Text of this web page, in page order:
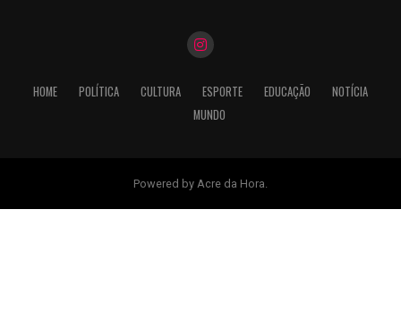
HOME POLÍTICA CULTURA ESPORTE EDUCAÇÃO
NOTÍCIA
MUNDO
Powered by Acre da Hora.